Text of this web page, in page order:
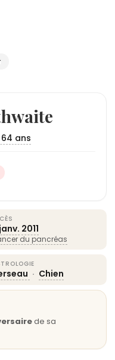
ans
2011
du pancréas
· Chien
de sa